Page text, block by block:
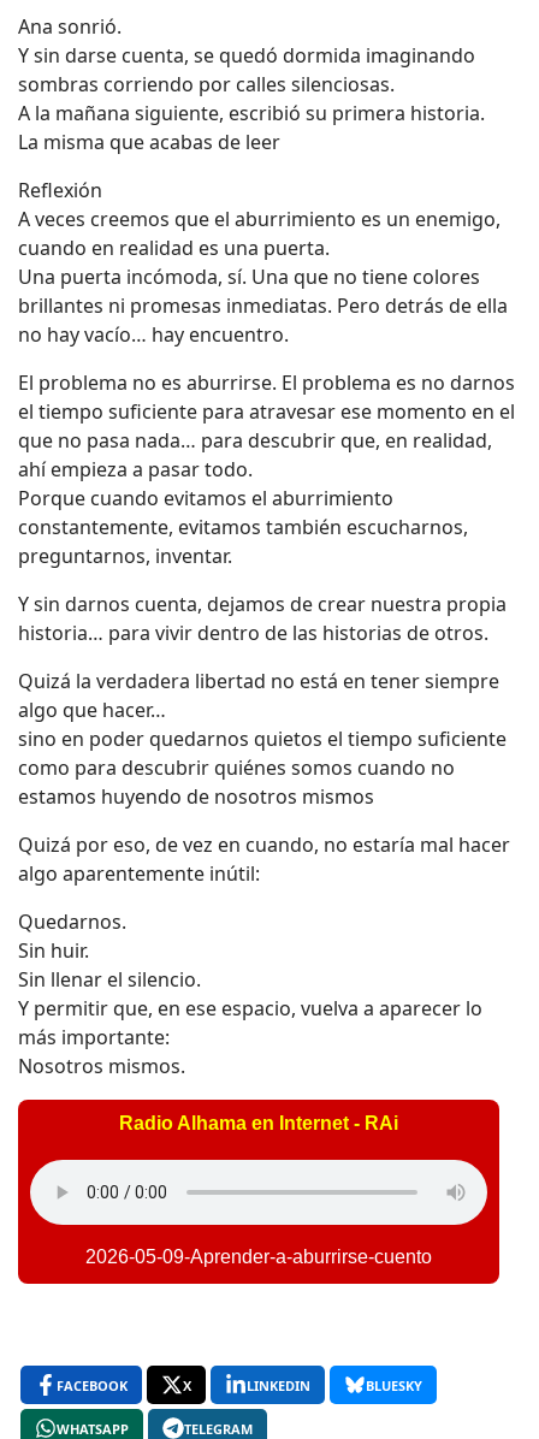
Ana sonrió.
Y sin darse cuenta, se quedó dormida imaginando
sombras corriendo por calles silenciosas.
A la mañana siguiente, escribió su primera historia.
La misma que acabas de leer
Reflexión
A veces creemos que el aburrimiento es un enemigo,
cuando en realidad es una puerta.
Una puerta incómoda, sí. Una que no tiene colores
brillantes ni promesas inmediatas. Pero detrás de ella
no hay vacío… hay encuentro.
El problema no es aburrirse. El problema es no darnos
el tiempo suficiente para atravesar ese momento en el
que no pasa nada… para descubrir que, en realidad,
ahí empieza a pasar todo.
Porque cuando evitamos el aburrimiento
constantemente, evitamos también escucharnos,
preguntarnos, inventar.
Y sin darnos cuenta, dejamos de crear nuestra propia
historia… para vivir dentro de las historias de otros.
Quizá la verdadera libertad no está en tener siempre
algo que hacer…
sino en poder quedarnos quietos el tiempo suficiente
como para descubrir quiénes somos cuando no
estamos huyendo de nosotros mismos
Quizá por eso, de vez en cuando, no estaría mal hacer
algo aparentemente inútil:
Quedarnos.
Sin huir.
Sin llenar el silencio.
Y permitir que, en ese espacio, vuelva a aparecer lo
más importante:
Nosotros mismos.
Radio Alhama en Internet - RAi
2026-05-09-Aprender-a-aburrirse-cuento
FACEBOOK X LINKEDIN BLUESKY
WHATSAPP TELEGRAM